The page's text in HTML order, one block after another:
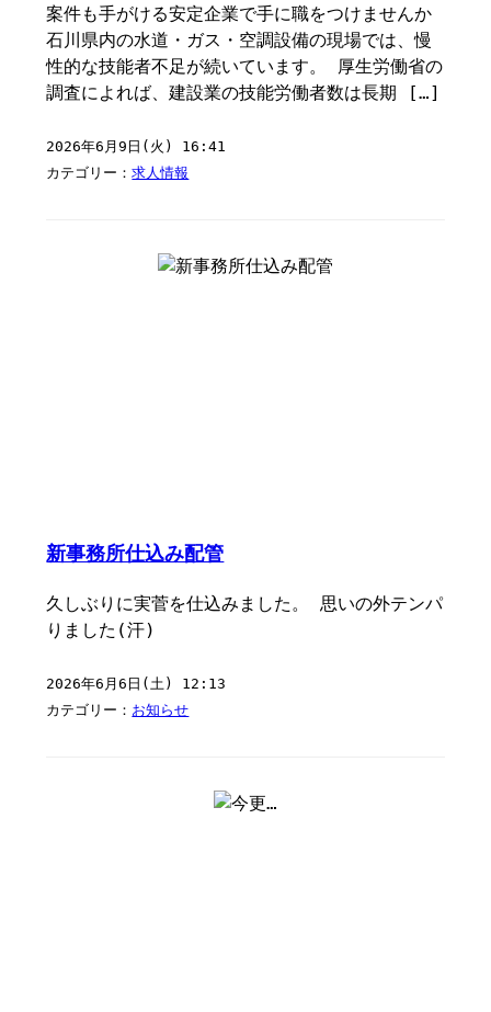
案件も手がける安定企業で手に職をつけませんか
石川県内の水道・ガス・空調設備の現場では、慢
性的な技能者不足が続いています。 厚生労働省の
調査によれば、建設業の技能労働者数は長期 […]
2026年6月9日(火) 16:41
カテゴリー：求人情報
新事務所仕込み配管
久しぶりに実菅を仕込みました。 思いの外テンパ
りました(汗)
2026年6月6日(土) 12:13
カテゴリー： お知らせ